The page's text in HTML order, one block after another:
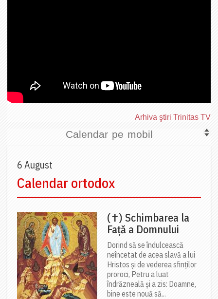
Arhiva ştiri Trinitas TV
Calendar pe mobil
6 August
Calendar ortodox
(✝) Schimbarea la
Față a Domnului
Dorind să se îndulcească
neîncetat de acea slavă a lui
Hristos și de vederea sfinților
proroci, Petru a luat
îndrăzneală și a zis: Doamne,
bine este nouă să...